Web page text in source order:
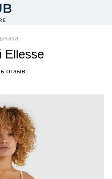
Ellesse
отзыв